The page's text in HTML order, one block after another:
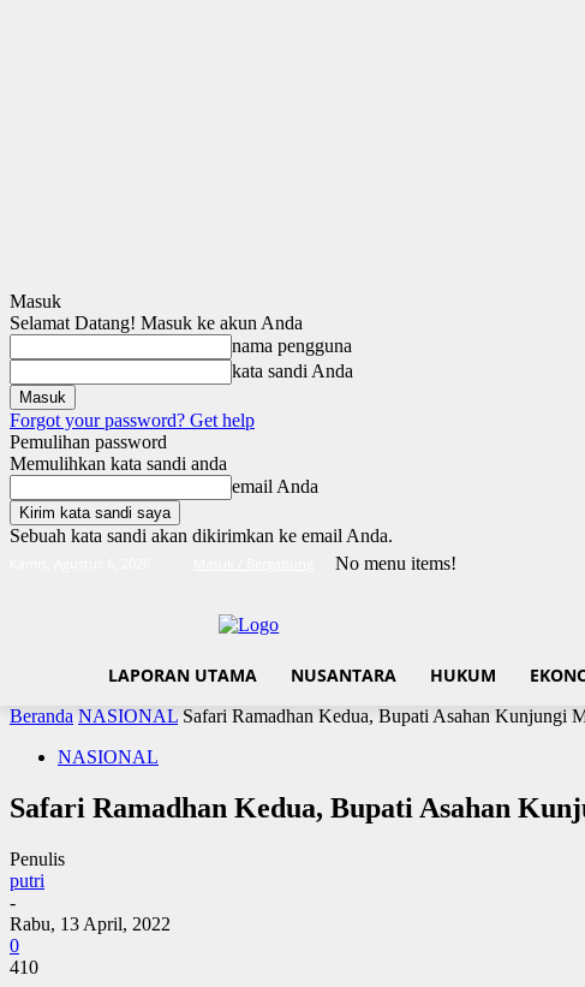
Masuk
Selamat Datang! Masuk ke akun Anda
nama pengguna
kata sandi Anda
Forgot your password? Get help
Pemulihan password
Memulihkan kata sandi anda
email Anda
Sebuah kata sandi akan dikirimkan ke email Anda.
No menu items!
LAPORAN UTAMA NUSANTARA HUKUM
Beranda NASIONAL Safari Ramadhan Kedua, Bupati Asahan Kunjungi
NASIONAL
Safari Ramadhan Kedua, Bupati Asahan
Penulis
putri
-
Rabu, 13 April, 2022
0
410